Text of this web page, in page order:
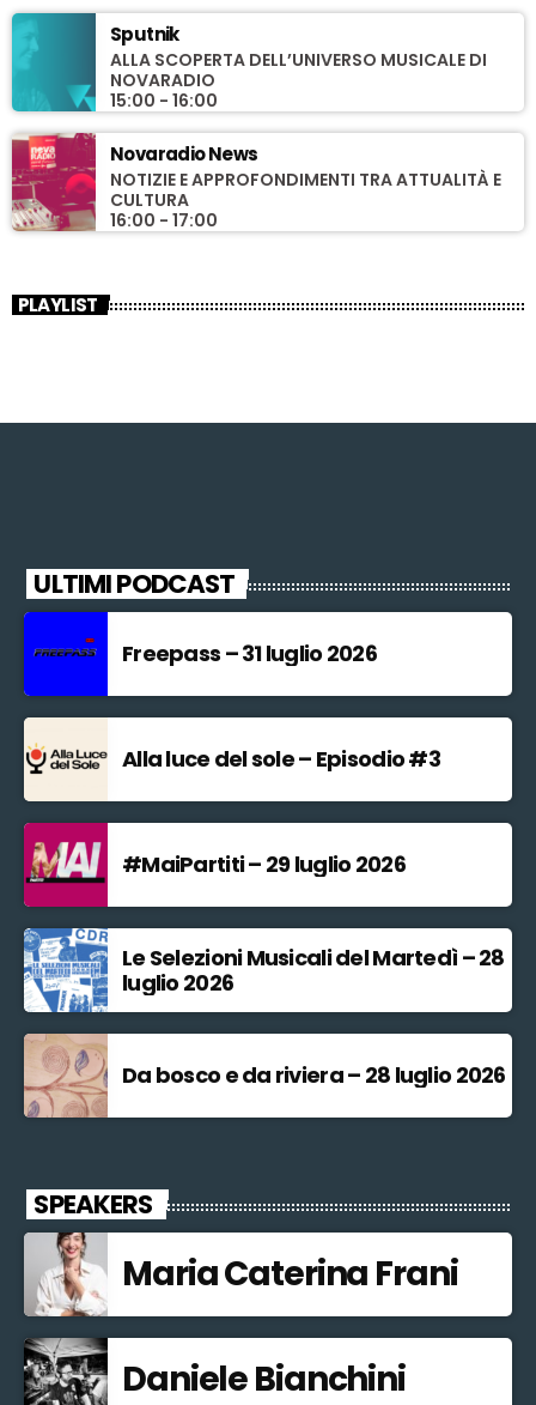
Sputnik
ALLA SCOPERTA DELL’UNIVERSO MUSICALE DI
NOVARADIO
15:00 - 16:00
Novaradio News
NOTIZIE E APPROFONDIMENTI TRA ATTUALITÀ E
CULTURA
16:00 - 17:00
PLAYLIST
ULTIMI PODCAST
Freepass – 31 luglio 2026
Alla luce del sole – Episodio #3
#MaiPartiti – 29 luglio 2026
Le Selezioni Musicali del Martedì – 28
luglio 2026
Da bosco e da riviera – 28 luglio 2026
SPEAKERS
Maria Caterina Frani
Daniele Bianchini